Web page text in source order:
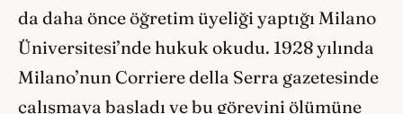
da daha önce öğretim üyeliği yaptığı Milano
Üniversitesi’nde hukuk okudu. 1928 yılında
Milano’nun Corriere della Serra gazetesinde
çalışmaya başladı ve bu görevini ölümüne